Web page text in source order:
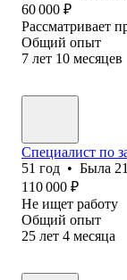
60 000 ₽
Рассматривает
Общий опыт
7 лет 10 месяцев
Специалист по
51 год • Была
110 000 ₽
Не ищет работу
Общий опыт
25 лет 4 месяца